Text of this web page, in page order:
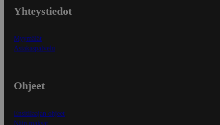
Yhteystiedot
Myymälät
Asiakaspalvelu
Ohjeet
Ensitilaajan ohjeet
Näin maksat